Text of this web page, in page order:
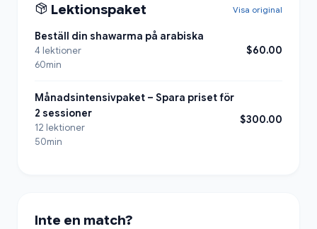
Lektionspaket Visa original
Beställ din shawarma på arabiska
4 lektioner
60min
$60.00
Månadsintensivpaket – Spara priset för
2 sessioner
12 lektioner
50min
$300.00
Inte en match?